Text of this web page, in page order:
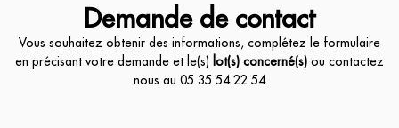
Demande de contact
Vous souhaitez obtenir des informations, complétez le formulaire
en précisant votre demande et le(s) lot(s) concerné(s) ou contactez
nous au 05 35 54 22 54